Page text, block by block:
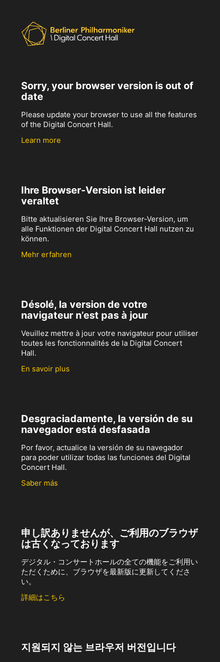
Sorry, your browser version is out of
date
Please update your browser to use all the features
of the Digital Concert Hall.
Learn more
Ihre Browser-Version ist leider
veraltet
Bitte aktualisieren Sie Ihre Browser-Version, um
alle Funktionen der Digital Concert Hall nutzen zu
können.
Mehr erfahren
Désolé, la version de votre
navigateur n’est pas à jour
Veuillez mettre à jour votre navigateur pour utiliser
toutes les fonctionnalités de la Digital Concert
Hall.
En savoir plus
Desgraciadamente, la versión de su
navegador está desfasada
Por favor, actualice la versión de su navegador
para poder utilizar todas las funciones del Digital
Concert Hall.
Saber más
申し訳ありませんが、ご利用のブラウザ
は古くなっております
デジタル・コンサートホールの全ての機能をご利用い
ただくために、ブラウザを最新版に更新してくださ
い。
詳細はこちら
지원되지 않는 브라우저 버전입니다